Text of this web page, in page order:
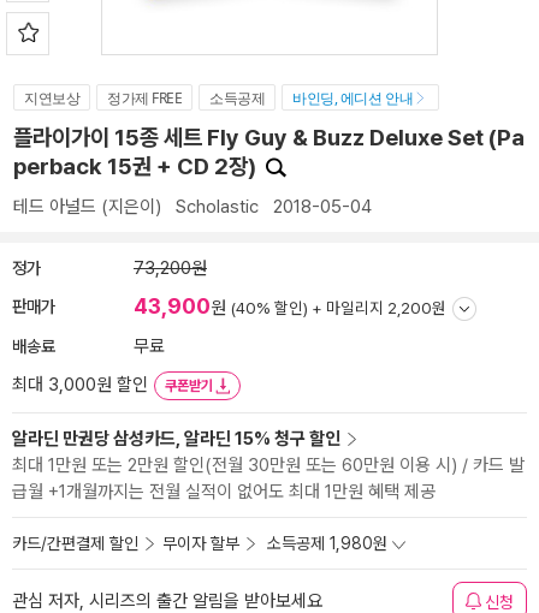
지연보상 정가제 FREE 소득공제 바인딩, 에디션 안내
플라이가이 15종 세트 Fly Guy & Buzz Deluxe Set (Pa
perback 15권 + CD 2장)
테드 아널드 (지은이) Scholastic 2018-05-04
정가 73,200원
판매가 43,900원 (40% 할인) + 마일리지 2,200원
배송료
무료
최대 3,000원 할인
쿠폰받기
알라딘 만권당 삼성카드, 알라딘 15% 청구 할인
최대 1만원 또는 2만원 할인(전월 30만원 또는 60만원 이용 시) / 카드 발
급월 +1개월까지는 전월 실적이 없어도 최대 1만원 혜택 제공
카드/간편결제 할인 무이자 할부 소득공제 1,980원
관심 저자, 시리즈의 출간 알림을 받아보세요 신청